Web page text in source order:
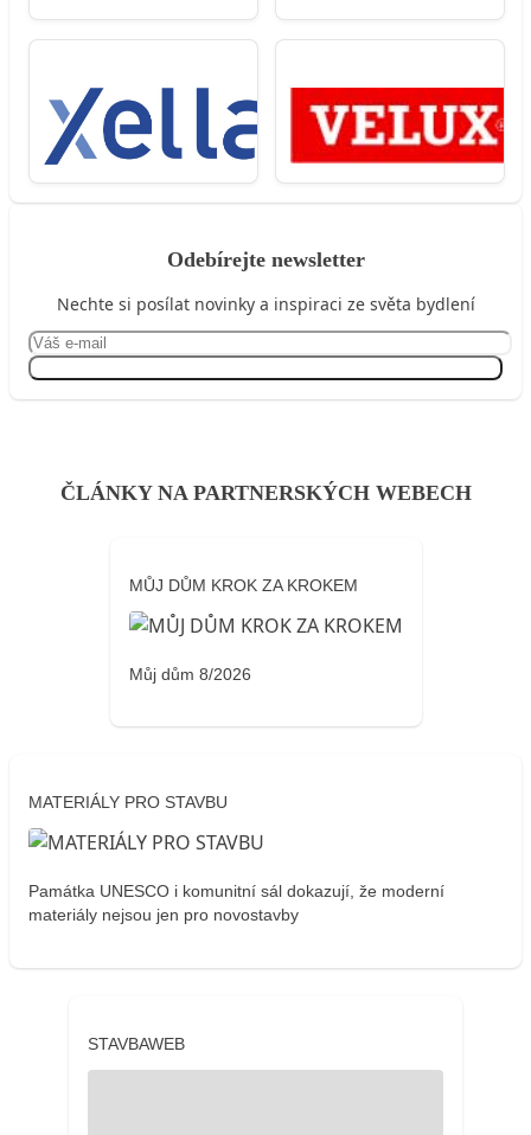
Odebírejte newsletter
Nechte si posílat novinky a inspiraci ze světa bydlení
ČLÁNKY NA PARTNERSKÝCH WEBECH
MŮJ DŮM KROK ZA KROKEM
Můj dům 8/2026
MATERIÁLY PRO STAVBU
Památka UNESCO i komunitní sál dokazují, že moderní
materiály nejsou jen pro novostavby
STAVBAWEB